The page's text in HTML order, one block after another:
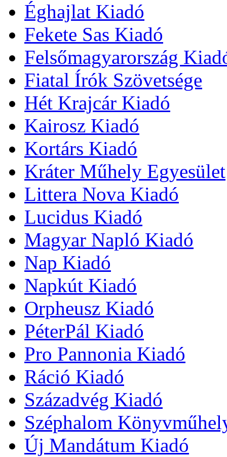
Éghajlat Kiadó
Fekete Sas Kiadó
Felsőmagyarország
Fiatal Írók Szövetsége
Hét Krajcár Kiadó
Kairosz Kiadó
Kortárs Kiadó
Kráter Műhely Egyesület
Littera Nova Kiadó
Lucidus Kiadó
Magyar Napló Kiadó
Nap Kiadó
Napkút Kiadó
Orpheusz Kiadó
PéterPál Kiadó
Pro Pannonia Kiadó
Ráció Kiadó
Századvég Kiadó
Széphalom
Új Mandátum Kiadó